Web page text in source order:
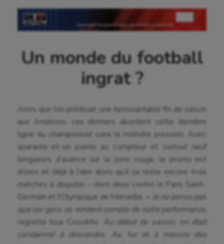
Un monde du football
ingrat ?
Alors que l’on prédisait une épouvantable fin de saison
aux Amiénois, ces derniers abordent cette dernière
ligne du championnat sans la moindre pression. Avec
quarante-et-un points au compteur et surtout neuf
longueurs d’avance sur la zone rouge, le promu est
d’ores et déjà à l’abri alors qu’il lui reste encore trois
matches à disputer – dont deux contre le Paris Saint-
Germain et l’Olympique de Marseille. «
Je ne pense pas
que les gens se rendent compte de notre performance
regrette Issa Cissokho.
Au début de saison, on était
condamné à descendre. Au fur et à mesure des